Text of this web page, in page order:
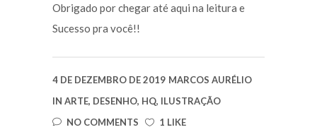
Obrigado por chegar até aqui na leitura e
Sucesso pra você!!
4 DE DEZEMBRO DE 2019 MARCOS AURÉLIO
IN ARTE, DESENHO, HQ, ILUSTRAÇÃO
NO COMMENTS
1 LIKE